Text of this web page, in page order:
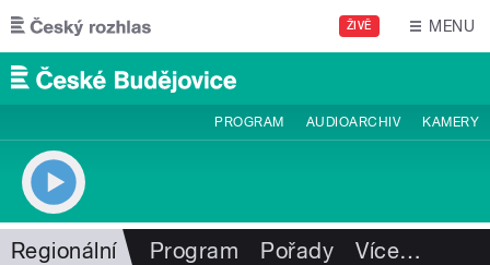
Přejít k hlavnímu obsahu
ŽIVĚ MENU
PROGRAM AUDIOARCHIV KAMERY
Regionální Program Pořady Více…